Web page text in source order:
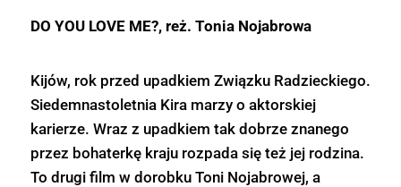
DO YOU LOVE ME?, reż. Tonia Nojabrowa
Kijów, rok przed upadkiem Związku Radzieckiego.
Siedemnastoletnia Kira marzy o aktorskiej
karierze. Wraz z upadkiem tak dobrze znanego
przez bohaterkę kraju rozpada się też jej rodzina.
To drugi film w dorobku Toni Nojabrowej, a